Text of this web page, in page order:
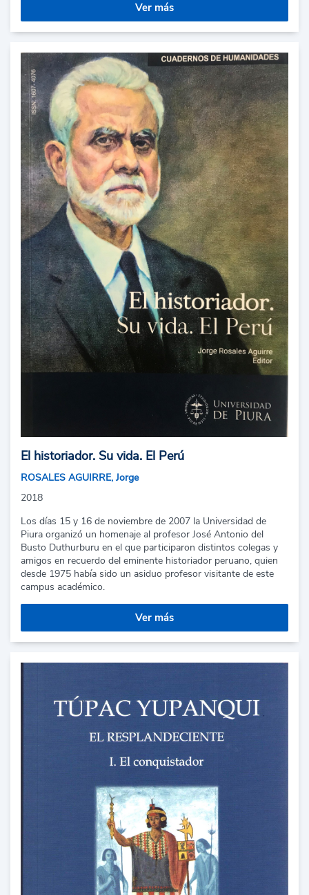
Ver más
El historiador. Su vida. El Perú
ROSALES AGUIRRE, Jorge
2018
Los días 15 y 16 de noviembre de 2007 la Universidad de
Piura organizó un homenaje al profesor José Antonio del
Busto Duthurburu en el que participaron distintos colegas y
amigos en recuerdo del eminente historiador peruano, quien
desde 1975 había sido un asiduo profesor visitante de este
campus académico.
Ver más